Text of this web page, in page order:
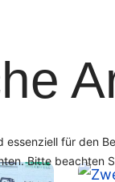
essenziell für den
Bitte